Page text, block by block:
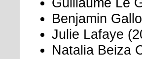
Guillaume Le
Benjamin
Julie Lafaye
Natalia Beiza